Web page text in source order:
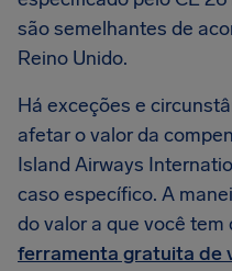
são semelhantes de
Reino Unido.
Há exceções e
afetar o valor da
Island Airways
caso específico. A
do valor a que você
ferramenta gratuita de